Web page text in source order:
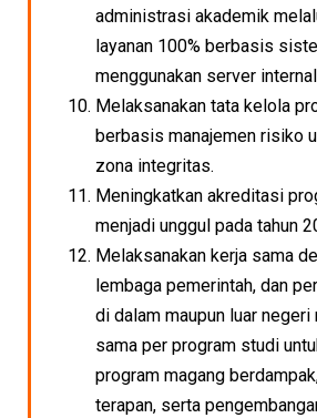
administrasi akademik
layanan 100% berbasis
menggunakan server
Melaksanakan tata kelola
berbasis manajemen risiko
zona integritas.
Meningkatkan akreditasi
menjadi unggul pada tahun
Melaksanakan kerja sama
lembaga pemerintah, dan
di dalam maupun luar
sama per program studi
program magang
terapan, serta